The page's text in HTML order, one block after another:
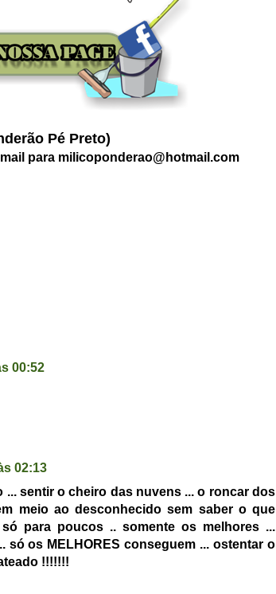
Pé Preto)
para milicoponderao@hotmail.com
00:52
02:13
... sentir o cheiro das nuvens ... o roncar dos
meio ao desconhecido sem saber o que
para poucos .. somente os melhores ...
só os MELHORES conseguem ... ostentar o
!!!!!!!